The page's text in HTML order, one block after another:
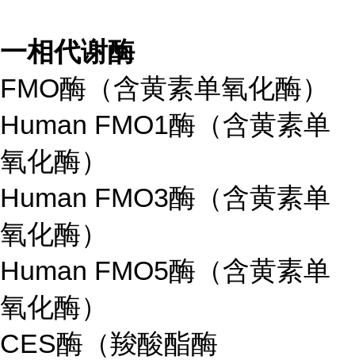
一相代谢酶
FMO酶（含黄素单氧化酶）
Human FMO1酶（含黄素单
氧化酶）
Human FMO3酶（含黄素单
氧化酶）
Human FMO5酶（含黄素单
氧化酶）
CES酶（羧酸酯酶